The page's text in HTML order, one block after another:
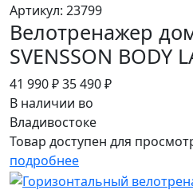
Артикул: 23799
Велотренажер
SVENSSON BODY
41 990 ₽35 490 ₽
В наличии во
Владивостоке
Товар доступен для
подробнее